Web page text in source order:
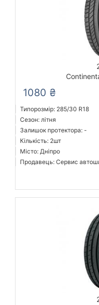
1080 ₴
Типорозмір: 285/30 R18
Сезон: літня
Залишок протектора: -
Кількість: 2шт
Місто: Дніпро
Продавець: Сервис